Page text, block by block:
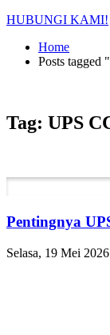
HUBUNGI KAMI!
Home
Posts
Tag: UPS
Pentingnya
Selasa, 19 Mei 2026